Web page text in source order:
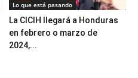
Lo que está pasando
La CICIH llegará a Honduras
en febrero o marzo de
2024,...